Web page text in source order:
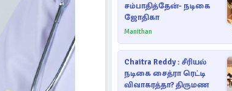
சம்பாதித்தேன்- நடிகை
ஜோதிகா
Manithan
Chaitra Reddy : சீரியல்
நடிகை சைத்ரா ரெட்டி
விவாகரத்தா? திருமண